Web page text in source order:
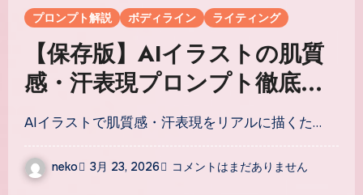
プロンプト解説 ボディライン ライティング
【保存版】AIイラストの肌質
感・汗表現プロンプト徹底解
説｜ツヤ肌・汗ばむ美少女を
描く5つのタグ術
AIイラストで肌質感・汗表現をリアルに描くた…
neko 3月 23, 2026 コメントはまだありません